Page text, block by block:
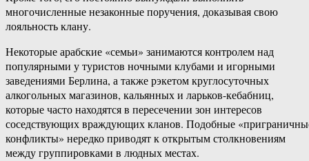
многочисленные незаконные поручения, доказывая свою
лояльность клану.
Некоторые арабские «семьи» занимаются контролем над
популярными у туристов ночными клубами и игорными
заведениями Берлина, а также рэкетом круглосуточных
алкогольных магазинов, кальянных и ларьков-кебабниц,
которые часто находятся в пересечении зон интересов
соседствующих враждующих кланов. Подобные
конфликты» нередко приводят к открытым столкновениям
между группировками в людных местах.